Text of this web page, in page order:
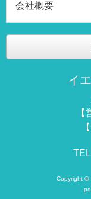
会社概要
イ
TEL
Copyright ©